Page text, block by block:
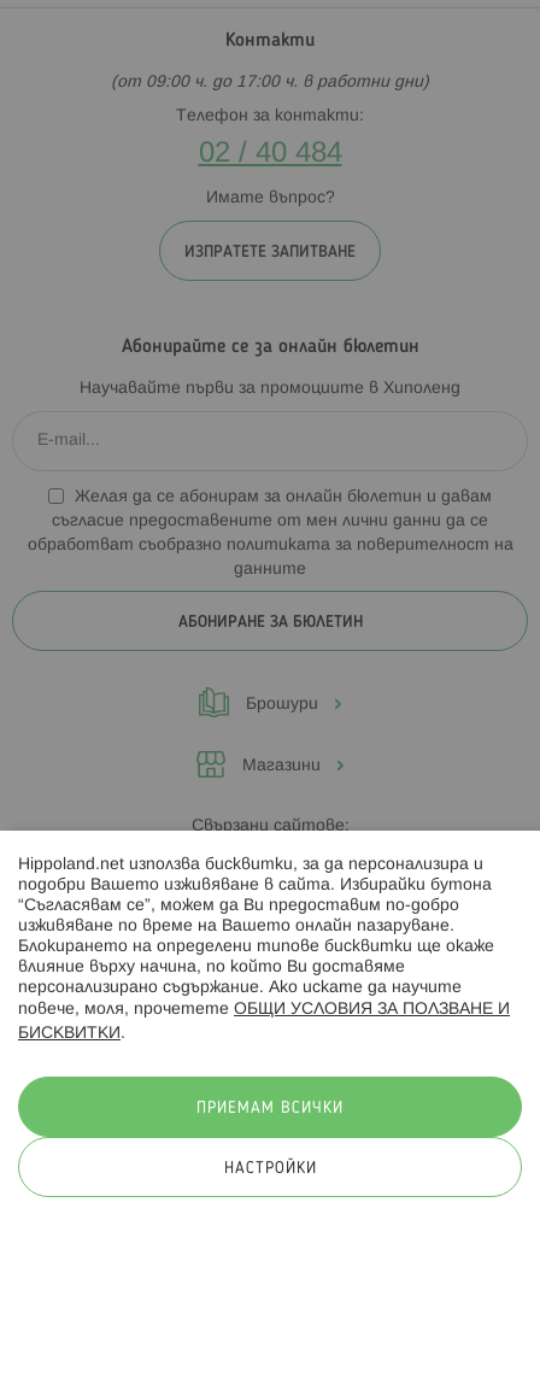
Контакти
(от 09:00 ч. до 17:00 ч. в работни дни)
Телефон за контакти:
02 / 40 484
Имате въпрос?
ИЗПРАТЕТЕ ЗАПИТВАНЕ
Абонирайте се за онлайн бюлетин
Научавайте първи за промоциите в Хиполенд
Желая да се абонирам за онлайн бюлетин и давам
съгласие предоставените от мен лични данни да се
обработват съобразно политиката за поверителност на
данните
АБОНИРАНЕ ЗА БЮЛЕТИН
Брошури
Магазини
Свързани сайтове:
Hippoland.ro
Последвайте ни:
© 2026 Hippoland.net. Всички права запазени
Hippoland.net използва бисквитки, за да персонализира и
подобри Вашето изживяване в сайта. Избирайки бутона
“Съгласявам се”, можем да Ви предоставим по-добро
изживяване по време на Вашето онлайн пазаруване.
Блокирането на определени типове бисквитки ще окаже
влияние върху начина, по който Ви доставяме
персонализирано съдържание. Ако искате да научите
повече, моля, прочетете ОБЩИ УСЛОВИЯ ЗА ПОЛЗВАНЕ И
БИСКВИТКИ .
ПРИЕМАМ ВСИЧКИ
НАСТРОЙКИ